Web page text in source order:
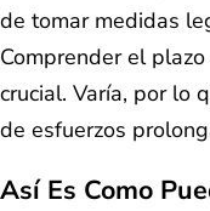
de tomar medidas
Comprender el
crucial. Varía, por lo
de esfuerzos
Así Es Como